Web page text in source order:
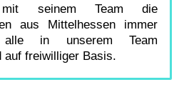
seinem Team die
aus Mittelhessen immer
in unserem Team
auf freiwilliger Basis.